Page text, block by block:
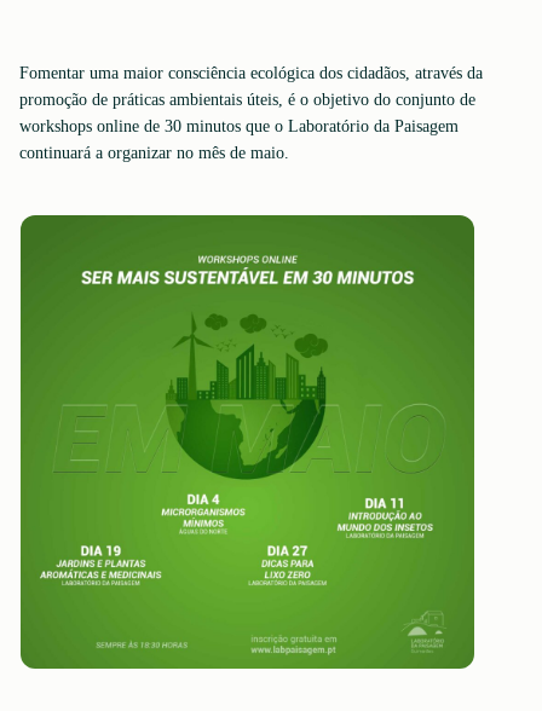
Fomentar uma maior consciência ecológica dos cidadãos, através da
promoção de práticas ambientais úteis, é o objetivo do conjunto de
workshops online de 30 minutos que o Laboratório da Paisagem
continuará a organizar no mês de maio.